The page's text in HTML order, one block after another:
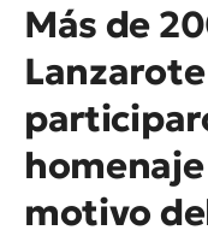
Más de
motivo